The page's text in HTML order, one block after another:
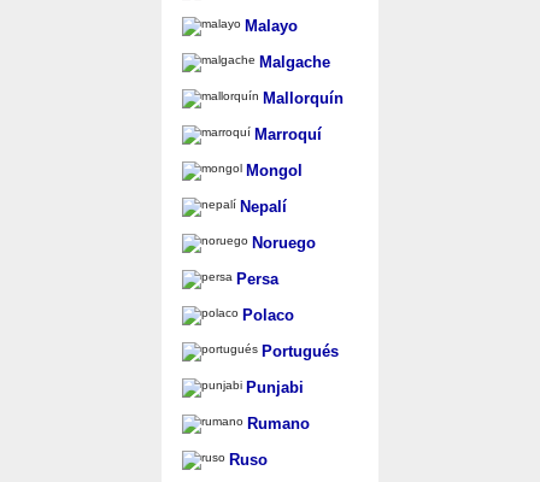
Malayo
Malgache
Mallorquín
Marroquí
Mongol
Nepalí
Noruego
Persa
Polaco
Portugués
Punjabi
Rumano
Ruso